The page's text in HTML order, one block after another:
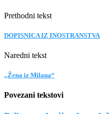
Prethodni tekst
DOPISNICA IZ INOSTRANSTVA
Naredni tekst
„Žena iz Milana“
Povezani tekstovi